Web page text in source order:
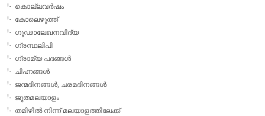
കൊല്ലവര്‍ഷം
കോലെഴുത്ത്
ഗൂഢാലേഖനവിദ്യ
ഗ്രന്ഥലിപി
ഗ്രാമ്യ പദങ്ങള്‍
ചിഹ്നങ്ങള്‍
ജന്മദിനങ്ങള്‍, ചരമദിനങ്ങള്‍
ജൂതമലയാളം
തമിഴില്‍ നിന്ന് മലയാളത്തിലേക്ക്